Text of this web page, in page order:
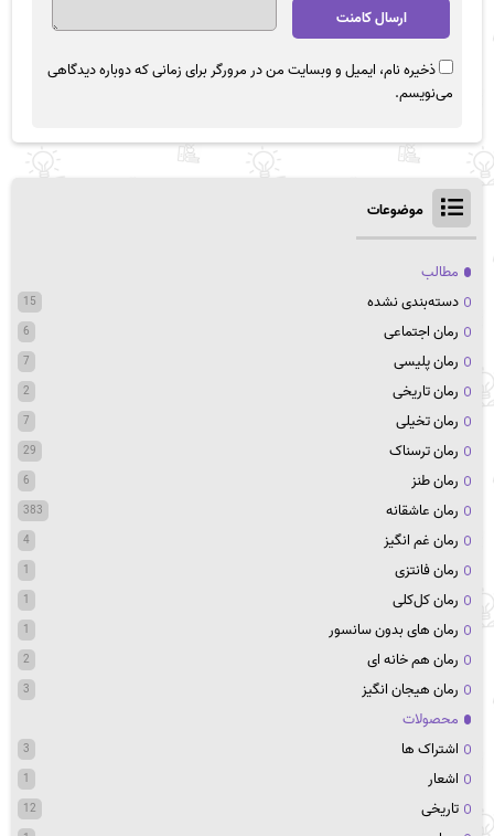
ذخیره نام، ایمیل و وبسایت من در مرورگر برای زمانی که دوباره دیدگاهی
می‌نویسم.
موضوعات
مطالب
دسته‌بندی نشده
15
رمان اجتماعی 6
رمان پلیسی 7
رمان تاریخی 2
رمان تخیلی 7
رمان ترسناک 29
رمان طنز 6
رمان عاشقانه 383
رمان غم انگیز 4
رمان فانتزی 1
رمان کل‌کلی 1
رمان های بدون سانسور 1
رمان هم خانه ای 2
رمان هیجان انگیز 3
محصولات
اشتراک ها
3
اشعار 1
تاریخی 12